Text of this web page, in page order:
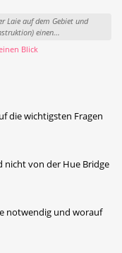
Laie auf dem Gebiet und
einen...
Blick
die wichtigsten Fragen
nicht von der Hue Bridge
notwendig und worauf